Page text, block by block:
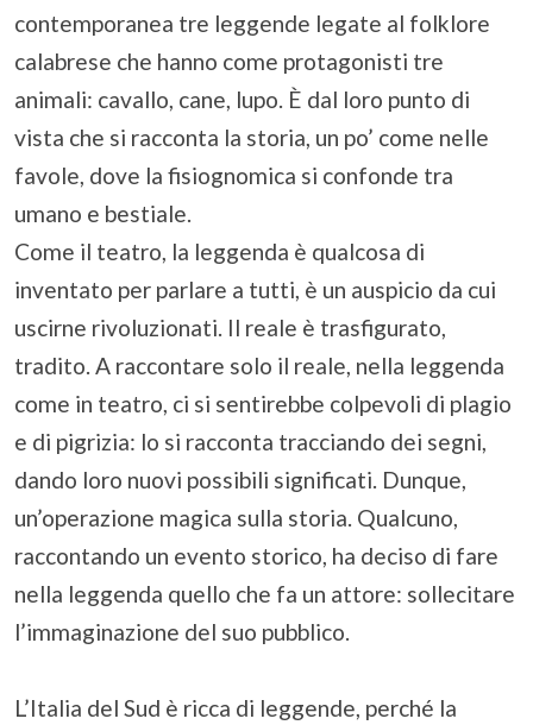
contemporanea tre leggende legate al folklore
calabrese che hanno come protagonisti tre
animali: cavallo, cane, lupo. È dal loro punto di
vista che si racconta la storia, un po’ come nelle
favole, dove la fisiognomica si confonde tra
umano e bestiale.
Come il teatro, la leggenda è qualcosa di
inventato per parlare a tutti, è un auspicio da cui
uscirne rivoluzionati. Il reale è trasfigurato,
tradito. A raccontare solo il reale, nella leggenda
come in teatro, ci si sentirebbe colpevoli di plagio
e di pigrizia: lo si racconta tracciando dei segni,
dando loro nuovi possibili significati. Dunque,
un’operazione magica sulla storia. Qualcuno,
raccontando un evento storico, ha deciso di fare
nella leggenda quello che fa un attore: sollecitare
l’immaginazione del suo pubblico.
L’Italia del Sud è ricca di leggende, perché la